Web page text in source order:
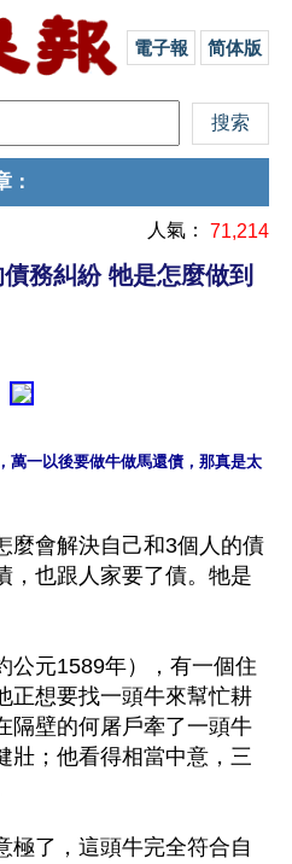
電子報 简体版
：
人氣： 71,214
務糾紛 牠是怎麼做到
萬一以後要做牛做馬還債，那真是太
麼會解決自己和3個人的債
，也跟人家要了債。牠是
公元1589年），有一個住
正想要找一頭牛來幫忙耕
隔壁的何屠戶牽了一頭牛
壯；他看得相當中意，三
極了，這頭牛完全符合自